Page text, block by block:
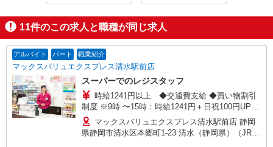
11件のこの求人と職種が同じ求人
アルバイト パート 職業紹介
マックスバリュエクスプレス清水駅前店
スーパーでのレジスタッフ
時給1241円以上 ◆交通費支給 ◆買い物割引
制度 ※9時 〜15時：時給1241円＋日祝100円UP
【契約期間】 試用期間3カ月後、6カ月ごと更新
※試用期間中も条件は同じです
マックスバリュエクスプレス清水駅前店 静岡
県静岡市清水区本郷町1-23 清水（静岡県）（JR東